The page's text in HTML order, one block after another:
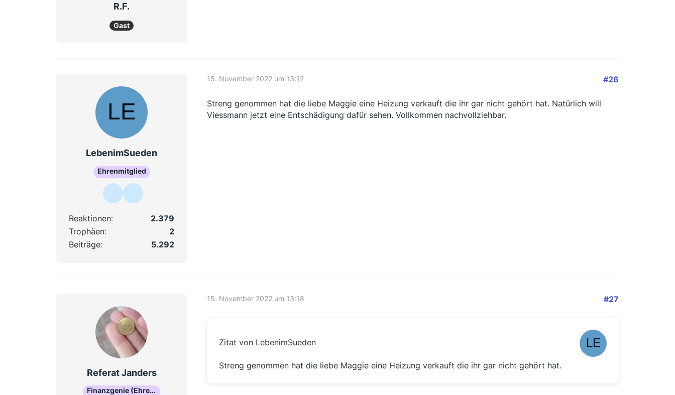
R.F.
Gast
LebenimSueden
Ehrenmitglied
Reaktionen
2.379
Trophäen
2
Beiträge
5.292
15. November 2022 um 13:12 #26
Streng genommen hat die liebe Maggie eine Heizung verkauft die ihr gar nicht gehört hat. Natürlich will
Viessmann jetzt eine Entschädigung dafür sehen. Vollkommen nachvollziehbar.
Referat Janders
Finanzgenie (Ehrenmitglied)
15. November 2022 um 13:18 #27
Zitat von LebenimSueden
Streng genommen hat die liebe Maggie eine Heizung verkauft die ihr gar nicht gehört hat.